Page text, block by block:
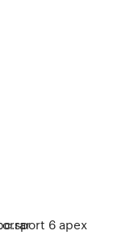
6 apex